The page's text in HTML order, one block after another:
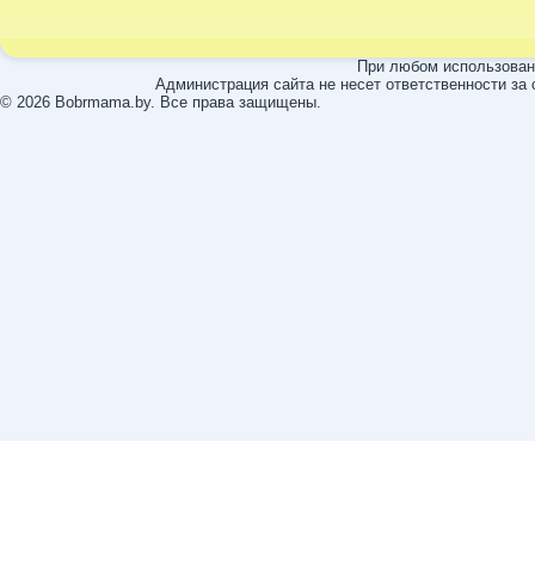
При любом
Администрация сайта не несет ответственности
© 2026 Bobrmama.by. Все права защищены.